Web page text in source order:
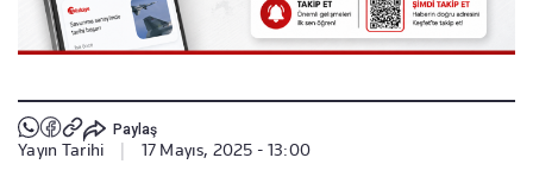
Paylaş
Yayın Tarihi 17 Mayıs, 2025 - 13:00